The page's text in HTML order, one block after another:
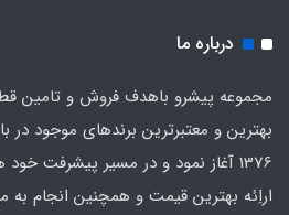
درباره ما
مجموعه پیشرو باهدف فروش و تامین
1376 آغاز نمود و در مسیر پیشرفت
اراِئه بهترین قیمت و همچنین انجام به